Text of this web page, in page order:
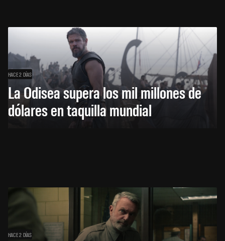
HACE 2 DÍAS
La Odisea supera los mil millones de
dólares en taquilla mundial
HACE 2 DÍAS